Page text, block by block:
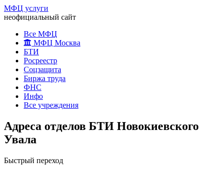
МФЦ услуги
неофициальный сайт
Все МФЦ
МФЦ Москва
БТИ
Росреестр
Соцзащита
Биржа труда
ФНС
Инфо
Все учреждения
Адреса отделов БТИ Новокиевского
Увала
Быстрый переход